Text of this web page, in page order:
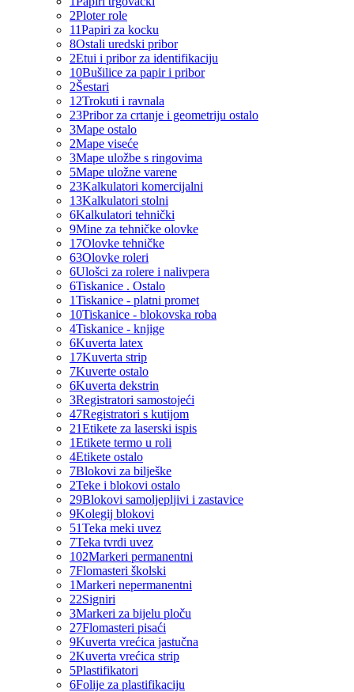
2Ploter role
11Papiri za kocku
8Ostali uredski pribor
2Etui i pribor za identifikaciju
10Bušilice za papir i pribor
2Šestari
12Trokuti i ravnala
23Pribor za crtanje i geometriju ostalo
3Mape ostalo
2Mape viseće
3Mape uložbe s ringovima
5Mape uložne varene
23Kalkulatori komercijalni
13Kalkulatori stolni
6Kalkulatori tehnički
9Mine za tehničke olovke
17Olovke tehničke
63Olovke roleri
6Ulošci za rolere i nalivpera
6Tiskanice . Ostalo
1Tiskanice - platni promet
10Tiskanice - blokovska roba
4Tiskanice - knjige
6Kuverta latex
17Kuverta strip
7Kuverte ostalo
6Kuverta dekstrin
3Registratori samostojeći
47Registratori s kutijom
21Etikete za laserski ispis
1Etikete termo u roli
4Etikete ostalo
7Blokovi za bilješke
2Teke i blokovi ostalo
29Blokovi samoljepljivi i zastavice
9Kolegij blokovi
51Teka meki uvez
7Teka tvrdi uvez
102Markeri permanentni
7Flomasteri školski
1Markeri nepermanentni
22Signiri
3Markeri za bijelu ploču
27Flomasteri pisaći
9Kuverta vrećica jastučna
2Kuverta vrećica strip
5Plastifikatori
6Folije za plastifikaciju